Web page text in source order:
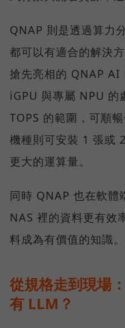
QNAP 則是透過算力
都可以有適合的解決
搶先亮相的 QNAP AI
iGPU 與專屬 NPU 的
TOPS 的範圍，可順
機種則可安裝 1 張或
更大的運算量。
同時 QNAP 也在軟體
NAS 裡的資料更有效
料成為有價值的知識。
從規格走到現場
有 LLM？